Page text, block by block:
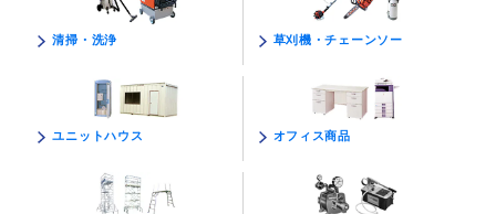
清掃・洗浄 草刈機・チェーンソー
ユニットハウス オフィス商品